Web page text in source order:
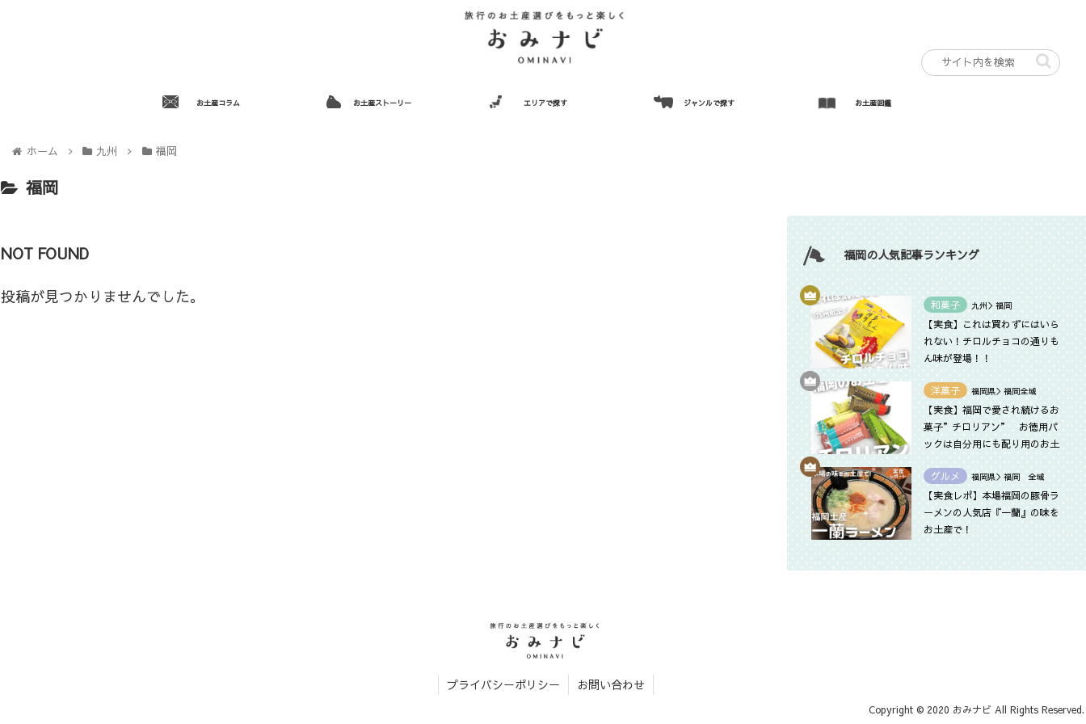
お土産コラム お土産ストーリー エリアで探す ジャンルで探す お土産図鑑
ホーム 九州 福岡
福岡
NOT FOUND
投稿が見つかりませんでした。
福岡の人気記事ランキング
和菓子 九州＞福岡
【実食】これは買わずにはいら
れない！チロルチョコの通りも
ん味が登場！！
洋菓子 福岡県＞福岡全域
【実食】福岡で愛され続けるお
菓子”チロリアン” お徳用パ
ックは自分用にも配り用のお土
産にもぴったり
グルメ
福岡県＞福岡 全域
【実食レポ】本場福岡の豚骨ラ
ーメンの人気店『一蘭』の味を
お土産で！
プライバシーポリシー お問い合わせ
Copyright © 2020 おみナビ All Rights Reserved.